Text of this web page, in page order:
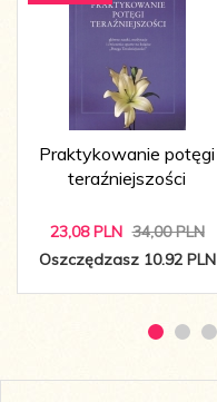
Praktykowanie potęgi
teraźniejszości
23,08 PLN 34,00 PLN
Oszczędzasz 10.92 PLN